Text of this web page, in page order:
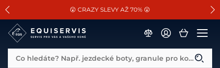
SLEVA 13% na vše od Cassini!
😮 CRAZY SLEVY AŽ 70% 😮
📐Pasování a doplňky k vybraným sedlům ZDARMA 🐴
Co hledáte? Např. jezdecké boty, granule pro koně...